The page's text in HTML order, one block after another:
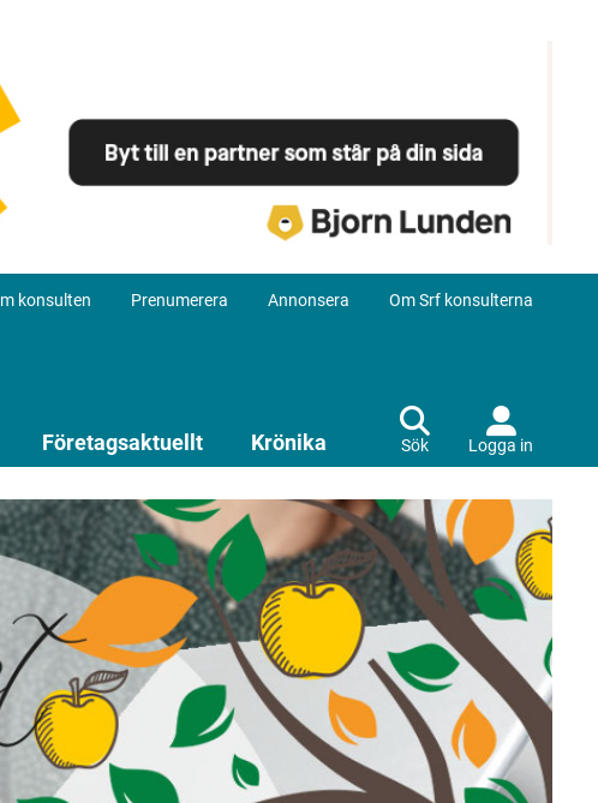
konsulten Prenumerera Annonsera Om Srf konsulterna
Företagsaktuellt Krönika Sök Logga in